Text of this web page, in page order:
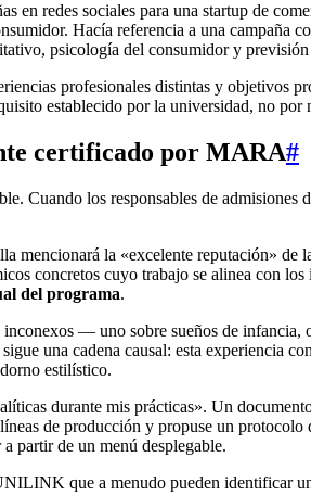
en redes sociales para una startup de
Hacía referencia a una campaña
psicología del consumidor y
profesionales distintas y objetivos
establecido por la universidad, no por
certificado por MARA#
Cuando los responsables de admisiones
mencionará la «excelente reputación»
concretos cuyo trabajo se alinea con
del programa.
— uno sobre sueños de infancia,
una cadena causal: esta experiencia
estilístico.
durante mis prácticas». Un
de producción y propuse un
partir de un menú desplegable.
que a menudo pueden identificar